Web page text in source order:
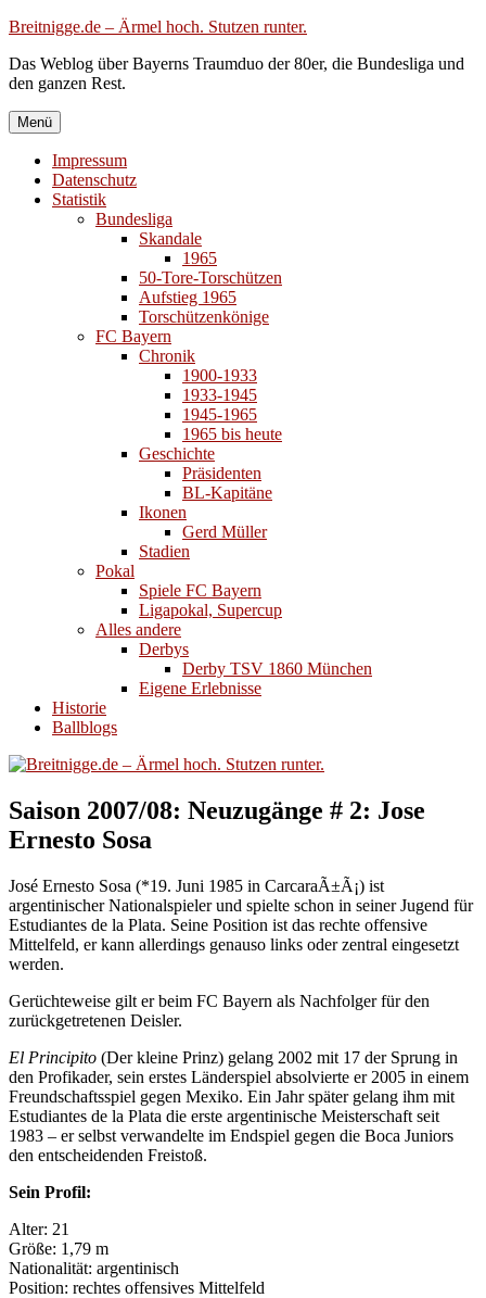
Zum
springen
Breitnigge.de – Ärmel hoch. Stutzen runter.
Das Weblog über Bayerns Traumduo der 80er, die Bundesliga und
den ganzen Rest.
Menü
Impressum
Datenschutz
Statistik
Bundesliga
Skandale
1965
50-Tore-Torschützen
Aufstieg 1965
Torschützenkönige
FC Bayern
Chronik
1900-1933
1933-1945
1945-1965
1965 bis heute
Geschichte
Präsidenten
BL-Kapitäne
Ikonen
Gerd Müller
Stadien
Pokal
Spiele FC Bayern
Ligapokal, Supercup
Alles andere
Derbys
Derby TSV 1860 München
Eigene Erlebnisse
Historie
Ballblogs
Saison 2007/08: Neuzugänge # 2: Jose
Ernesto Sosa
José Ernesto Sosa (*19. Juni 1985 in CarcaraÃ±Ã¡) ist
argentinischer Nationalspieler und spielte schon in seiner Jugend für
Estudiantes de la Plata. Seine Position ist das rechte offensive
Mittelfeld, er kann allerdings genauso links oder zentral eingesetzt
werden.
Gerüchteweise gilt er beim FC Bayern als Nachfolger für den
zurückgetretenen Deisler.
El Principito (Der kleine Prinz) gelang 2002 mit 17 der Sprung in
den Profikader, sein erstes Länderspiel absolvierte er 2005 in einem
Freundschaftsspiel gegen Mexiko. Ein Jahr später gelang ihm mit
Estudiantes de la Plata die erste argentinische Meisterschaft seit
1983 – er selbst verwandelte im Endspiel gegen die Boca Juniors
den entscheidenden Freistoß.
Sein Profil:
Alter: 21
Größe: 1,79 m
Nationalität: argentinisch
Position: rechtes offensives Mittelfeld